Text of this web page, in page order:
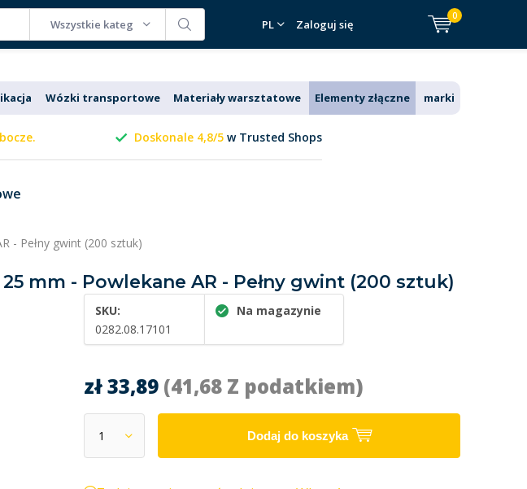
Wszystkie kategorie PL Zaloguj się
0
Wózki transportowe Materiały warsztatowe Elementy złączne marki
Doskonale 4,8/5 w Trusted Shops
- Pełny gwint (200 sztuk)
mm - Powlekane AR - Pełny gwint (200 sztuk)
SKU:
0282.08.17101
Na magazynie
zł 33,89 (41,68 Z podatkiem)
Dodaj do koszyka